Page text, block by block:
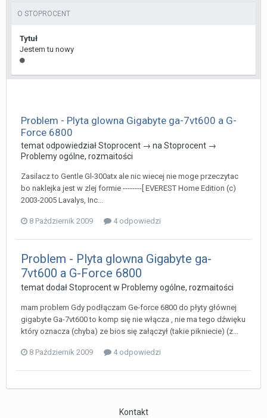
O STOPROCENT
Tytuł
Jestem tu nowy
Problem - Plyta glowna Gigabyte ga-7vt600 a G-
Force 6800
temat odpowiedziałStoprocent → na Stoprocent →
Problemy ogólne, rozmaitości
Zasilacz to Gentle Gl-300atx ale nic wiecej nie moge przeczytac
bo naklejka jest w zlej formie --------[ EVEREST Home Edition (c)
2003-2005 Lavalys, Inc...
8 Październik 2009 4 odpowiedzi
Problem - Plyta glowna Gigabyte ga-
7vt600 a G-Force 6800
temat dodałStoprocentw Problemy ogólne, rozmaitości
mam problem Gdy podłączam Ge-force 6800 do płyty głównej
gigabyte Ga-7vt600 to komp się nie włącza , nie ma tego dźwięku
który oznacza (chyba) ze bios się załączył (takie pikniecie) (z...
8 Październik 2009 4 odpowiedzi
Kontakt